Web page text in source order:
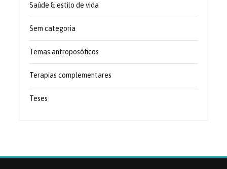
Saúde & estilo de vida
Sem categoria
Temas antroposóficos
Terapias complementares
Teses